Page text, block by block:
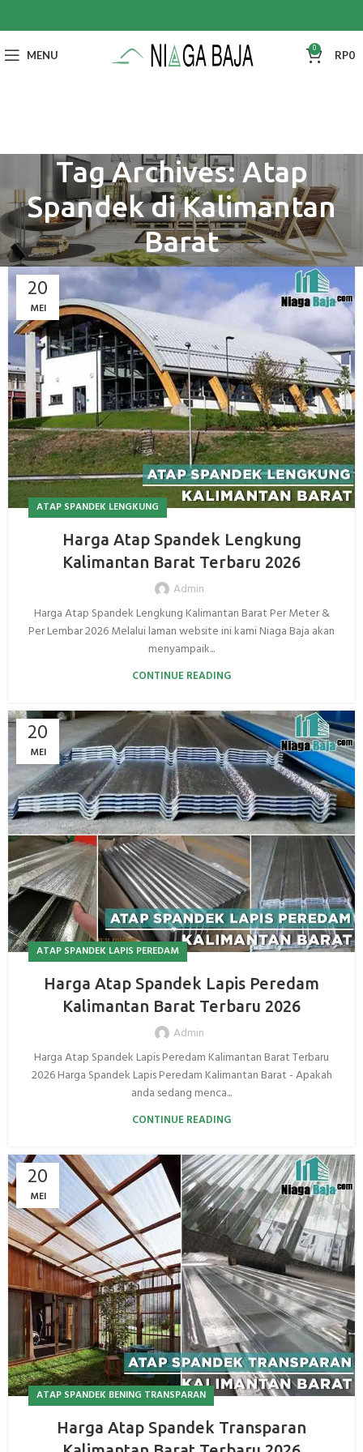
MENU 0 RP0
Tag Archives: Atap
Spandek di Kalimantan
Barat
20
MEI
ATAP SPANDEK LENGKUNG
Harga Atap Spandek Lengkung
Kalimantan Barat Terbaru 2026
Admin
Harga Atap Spandek Lengkung Kalimantan Barat Per Meter &
Per Lembar 2026 Melalui laman website ini kami Niaga Baja akan
menyampaik...
CONTINUE READING
20
MEI
ATAP SPANDEK LAPIS PEREDAM
Harga Atap Spandek Lapis Peredam
Kalimantan Barat Terbaru 2026
Admin
Harga Atap Spandek Lapis Peredam Kalimantan Barat Terbaru
2026 Harga Spandek Lapis Peredam Kalimantan Barat - Apakah
anda sedang menca...
CONTINUE READING
20
MEI
ATAP SPANDEK BENING TRANSPARAN
Harga Atap Spandek Transparan